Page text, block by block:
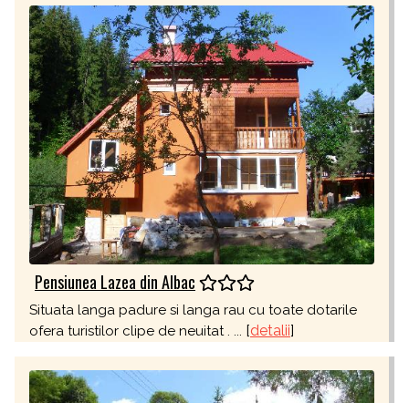
Pensiunea Lazea din Albac
Situata langa padure si langa rau cu toate dotarile
ofera turistilor clipe de neuitat . ... [detalii]